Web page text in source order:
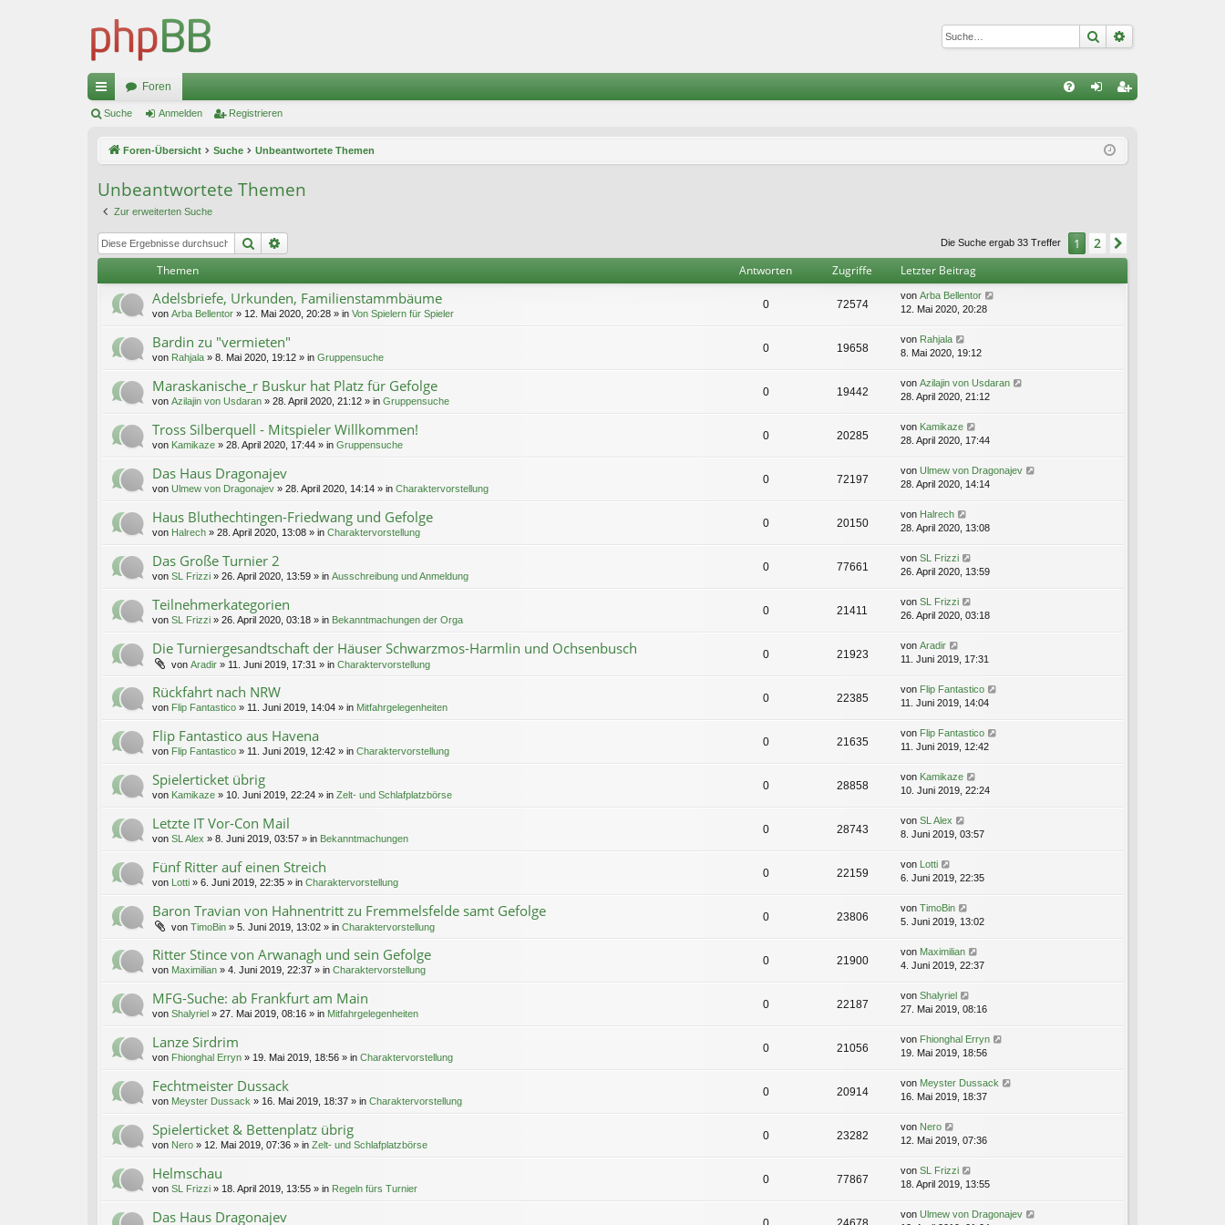
Suche
ch
ug
Foren
ist
Suche Anmelden Registrieren
Foren-Übersicht Suche Unbeantwortete Themen
Unbeantwortete Themen
Zur erweiterten Suche
Suche Die Suche ergab 33 Treffer 1 2
Themen Antworten Zugriffe Letzter Beitrag
Adelsbriefe, Urkunden, Familienstammbäume
von Arba Bellentor » 12. Mai 2020, 20:28 » in Von Spielern für Spieler
0 72574
von Arba Bellentor
12. Mai 2020, 20:28
Bardin zu "vermieten"
von Rahjala » 8. Mai 2020, 19:12 » in Gruppensuche
0 19658
von Rahjala
8. Mai 2020, 19:12
Maraskanische_r Buskur hat Platz für Gefolge
von Azilajin von Usdaran » 28. April 2020, 21:12 » in Gruppensuche
0 19442
von Azilajin von Usdaran
28. April 2020, 21:12
Tross Silberquell - Mitspieler Willkommen!
von Kamikaze » 28. April 2020, 17:44 » in Gruppensuche
0 20285
von Kamikaze
28. April 2020, 17:44
Das Haus Dragonajev
von Ulmew von Dragonajev » 28. April 2020, 14:14 » in Charaktervorstellung
0 72197
von Ulmew von Dragonajev
28. April 2020, 14:14
Haus Bluthechtingen-Friedwang und Gefolge
von Halrech » 28. April 2020, 13:08 » in Charaktervorstellung
0 20150
von Halrech
28. April 2020, 13:08
Das Große Turnier 2
von SL Frizzi » 26. April 2020, 13:59 » in Ausschreibung und Anmeldung
0 77661
von SL Frizzi
26. April 2020, 13:59
Teilnehmerkategorien
von SL Frizzi » 26. April 2020, 03:18 » in Bekanntmachungen der Orga
0 21411
von SL Frizzi
26. April 2020, 03:18
Die Turniergesandtschaft der Häuser Schwarzmos-Harmlin und Ochsenbusch
von Aradir » 11. Juni 2019, 17:31 » in Charaktervorstellung
0 21923
von Aradir
11. Juni 2019, 17:31
Rückfahrt nach NRW
von Flip Fantastico » 11. Juni 2019, 14:04 » in Mitfahrgelegenheiten
0 22385
von Flip Fantastico
11. Juni 2019, 14:04
Flip Fantastico aus Havena
von Flip Fantastico » 11. Juni 2019, 12:42 » in Charaktervorstellung
0 21635
von Flip Fantastico
11. Juni 2019, 12:42
Spielerticket übrig
von Kamikaze » 10. Juni 2019, 22:24 » in Zelt- und Schlafplatzbörse
0 28858
von Kamikaze
10. Juni 2019, 22:24
Letzte IT Vor-Con Mail
von SL Alex » 8. Juni 2019, 03:57 » in Bekanntmachungen
0 28743
von SL Alex
8. Juni 2019, 03:57
Fünf Ritter auf einen Streich
von Lotti » 6. Juni 2019, 22:35 » in Charaktervorstellung
0 22159
von Lotti
6. Juni 2019, 22:35
Baron Travian von Hahnentritt zu Fremmelsfelde samt Gefolge
von TimoBin » 5. Juni 2019, 13:02 » in Charaktervorstellung
0 23806
von TimoBin
5. Juni 2019, 13:02
Ritter Stince von Arwanagh und sein Gefolge
von Maximilian » 4. Juni 2019, 22:37 » in Charaktervorstellung
0 21900
von Maximilian
4. Juni 2019, 22:37
MFG-Suche: ab Frankfurt am Main
von Shalyriel » 27. Mai 2019, 08:16 » in Mitfahrgelegenheiten
0 22187
von Shalyriel
27. Mai 2019, 08:16
Lanze Sirdrim
von Fhionghal Erryn » 19. Mai 2019, 18:56 » in Charaktervorstellung
0 21056
von Fhionghal Erryn
19. Mai 2019, 18:56
Fechtmeister Dussack
von Meyster Dussack » 16. Mai 2019, 18:37 » in Charaktervorstellung
0 20914
von Meyster Dussack
16. Mai 2019, 18:37
Spielerticket & Bettenplatz übrig
von Nero » 12. Mai 2019, 07:36 » in Zelt- und Schlafplatzbörse
0 23282
von Nero
12. Mai 2019, 07:36
Helmschau
von SL Frizzi » 18. April 2019, 13:55 » in Regeln fürs Turnier
0 77867
von SL Frizzi
18. April 2019, 13:55
Das Haus Dragonajev von Ulmew von Dragonajev